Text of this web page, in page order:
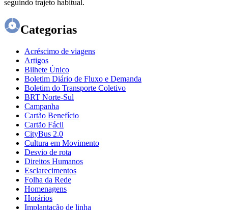
seguindo trajeto habitual.
Categorias
Acréscimo de viagens
Artigos
Bilhete Único
Boletim Diário de Fluxo e Demanda
Boletim do Transporte Coletivo
BRT Norte-Sul
Campanha
Cartão Benefício
Cartão Fácil
CityBus 2.0
Cultura em Movimento
Desvio de rota
Direitos Humanos
Esclarecimentos
Folha da Rede
Homenagens
Horários
Implantação de linha